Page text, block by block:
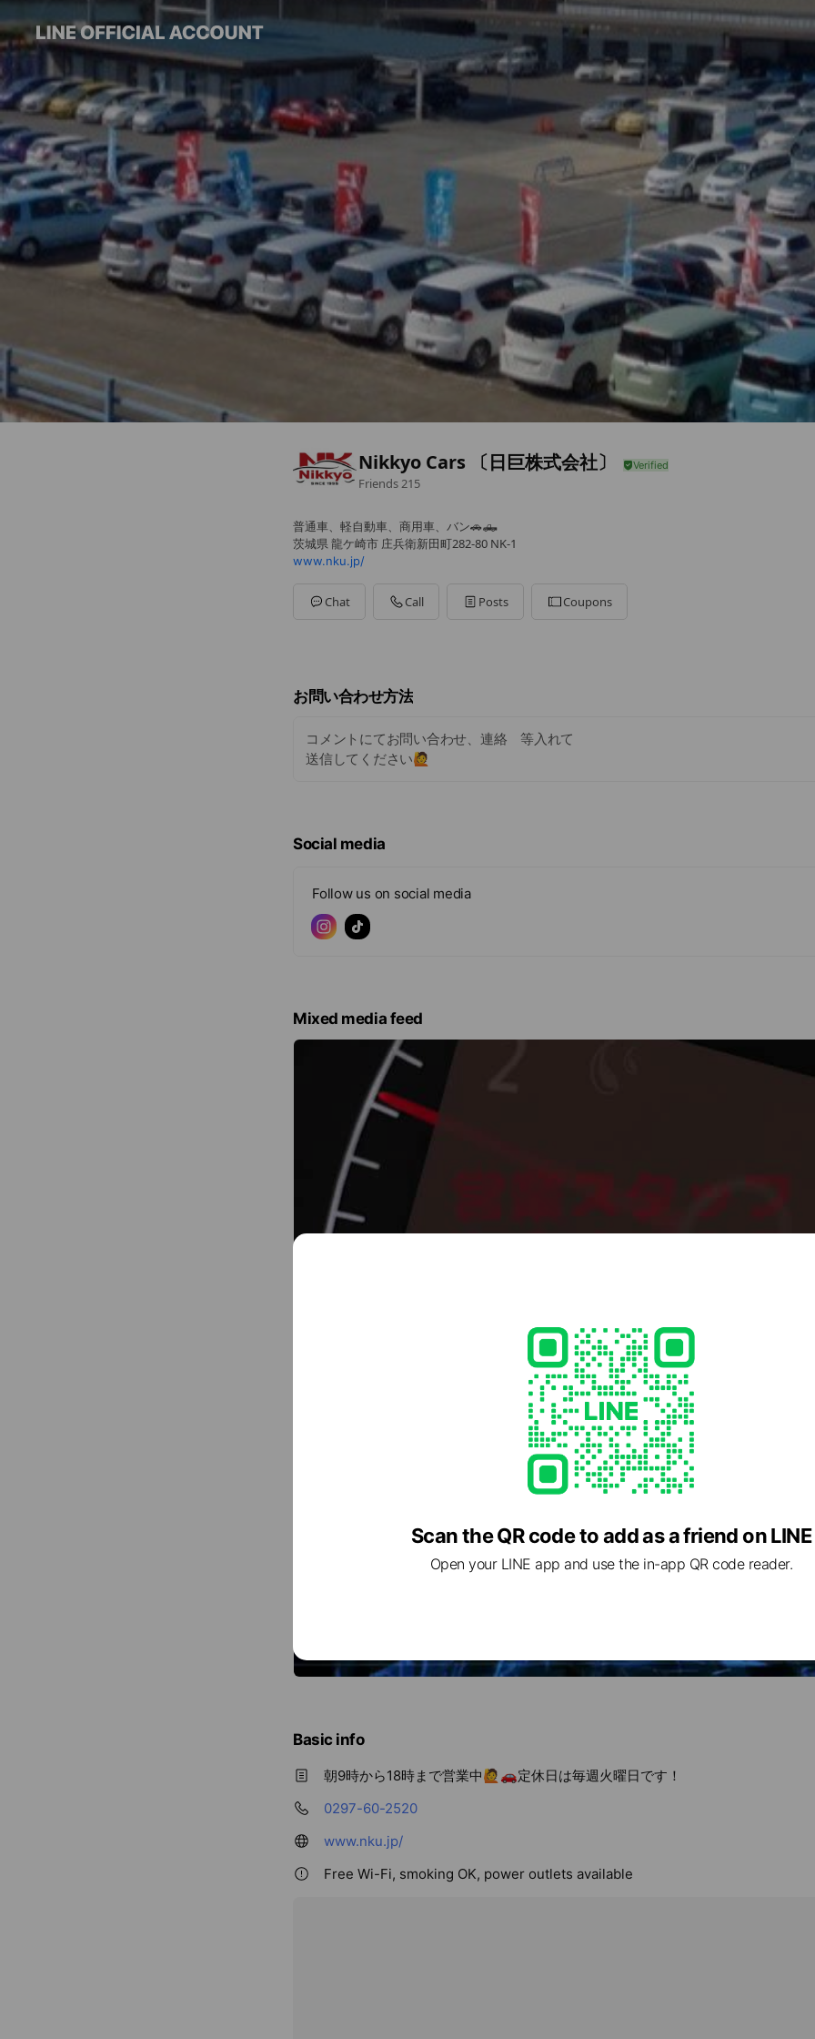
Nikkyo Cars 〔日巨株式会社〕
Friends 215
普通車、軽自動車、商用車、バン🚗🛻
茨城県 龍ケ崎市 庄兵衛新田町282-80 NK-1
www.nku.jp/
Chat Call Posts Coupons
お問い合わせ方法
コメントにてお問い合わせ、連絡 等入れて
送信してください🙋
Social media
Follow us on social media
Mixed media feed
Basic info
朝9時から18時まで営業中🙋🚗定休日は毎週火曜日です！
0297-60-2520
www.nku.jp/
Free Wi-Fi, smoking OK, power outlets available
Scan the QR code to add as a friend on LINE
Open your LINE app and use the in-app QR code reader.